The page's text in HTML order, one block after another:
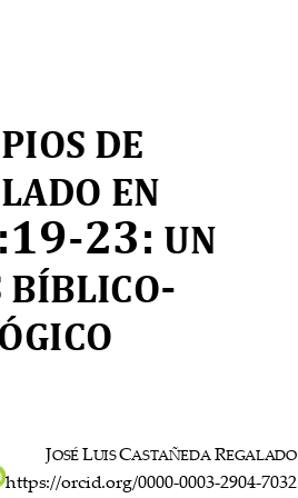
DE
EN
-23: UN
BÍBLICO-
JOSÉ LUIS CASTAÑEDA REGALADO
https://orcid.org/0000-0003-2904-7032